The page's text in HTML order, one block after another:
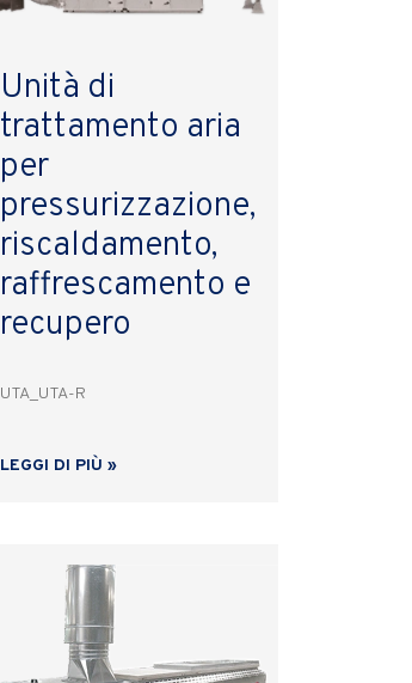
Unità di
trattamento aria
per
pressurizzazione,
riscaldamento,
raffrescamento e
recupero
UTA_UTA-R
LEGGI DI PIÙ »